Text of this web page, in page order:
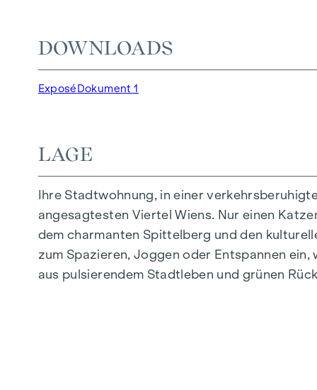
1- bis 4-Zimmerwohnungen
Gärten, Balkone, Loggien und Terrassen
Tiefgaragenstellplätze | E-Mobilität
Gemeinschaftsraum
ZUHAUSE ANKOMMEN
In der Herbststraße erwartet Sie ein
hochwertige Ausstattung besticht durch
Leben abgestimmt. Edle Parkettböden und
DOWNLOADS
ExposéDokument 1
LAGE
Ihre Stadtwohnung, in einer
angesagtesten Viertel Wiens. Nur einen
dem charmanten Spittelberg und den
zum Spazieren, Joggen oder Entspannen
aus pulsierendem Stadtleben und grünen